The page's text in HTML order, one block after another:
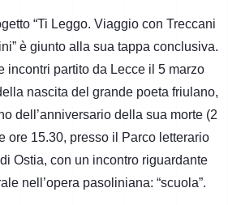
“Ti Leggo. Viaggio con Treccani
è giunto alla sua tappa conclusiva.
incontri partito da Lecce il 5 marzo
nascita del grande poeta friulano,
dell’anniversario della sua morte (2
ore 15.30, presso il Parco letterario
Ostia, con un incontro riguardante
nell’opera pasoliniana: “scuola”.